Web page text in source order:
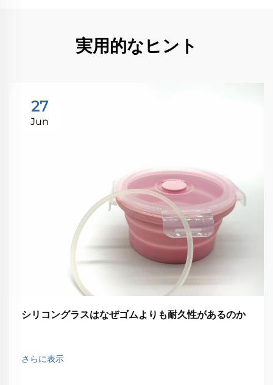
実用的なヒント
27
Jun
シリコングラスはなぜゴムよりも耐久性があるのか
さらに表示